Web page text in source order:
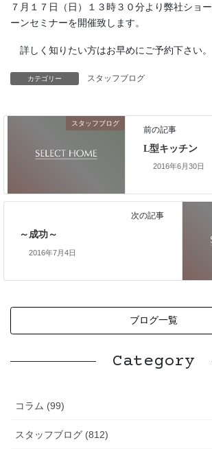
７月１７日（日）１３時３０分より弊社ショ
ーンセミナーを開催致します。
詳しく知りたい方はお早めにご予約下さい。
カテゴリー スタッフブログ
スタッフブログ
前の記事
L型キッチン
2016年6月30日
次の記事
～成功～
2016年7月4日
ブログ一覧
Category
コラム (99)
スタッフブログ (812)